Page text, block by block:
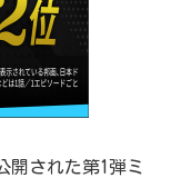
開された第1弾ミ